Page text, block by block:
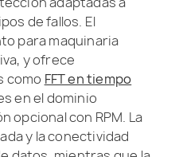
de fallos. El
para maquinaria
y ofrece
como FFT en tiempo
en el dominio
opcional con RPM. La
y la conectividad